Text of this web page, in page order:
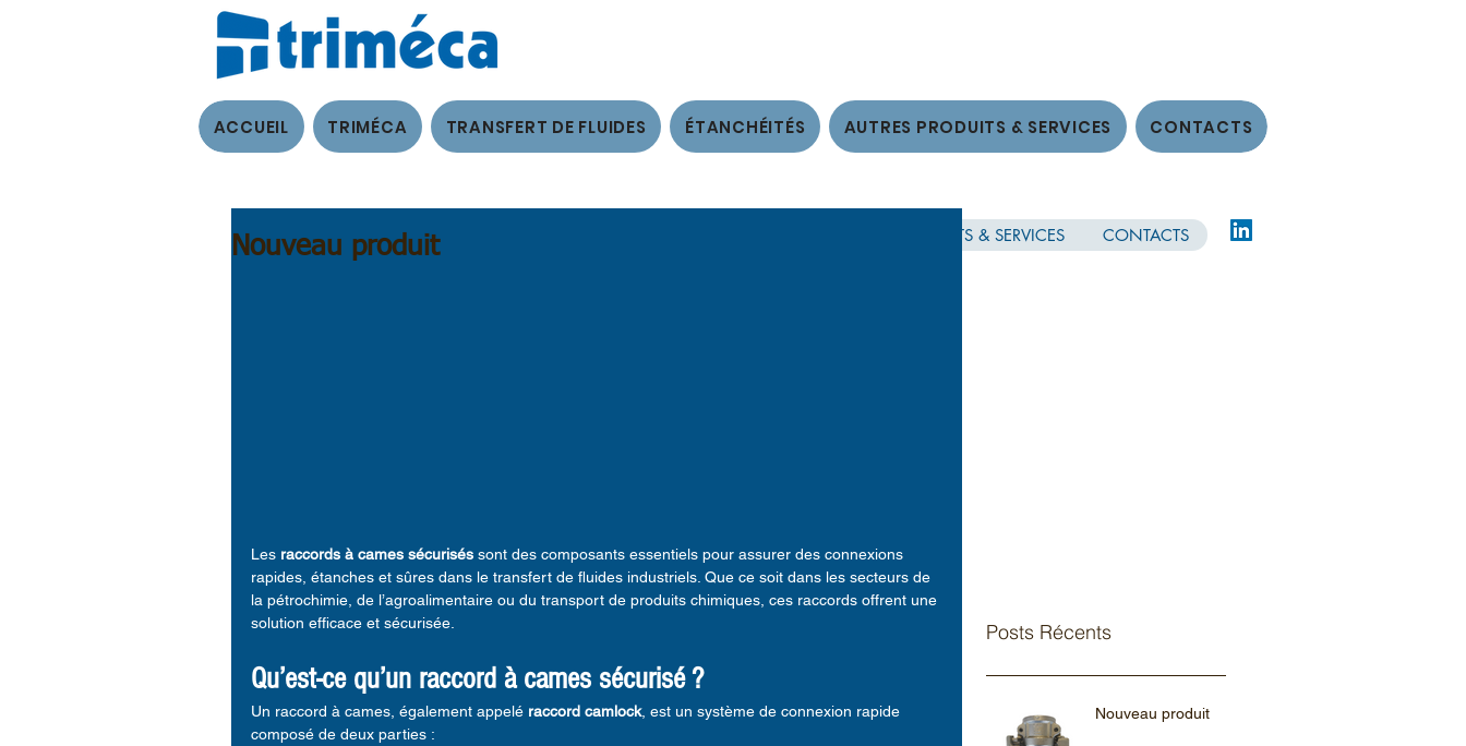
ACCUEIL TRIMÉCA TRANSFERT DE FLUIDES ÉTANCHÉITÉS AUTRES PRODUITS & SERVICES CONTACTS
ACCUEIL TRIMÉCA AUTRES PRODUITS & SERVICES CONTACTS
Nouveau produit
Les raccords à cames sécurisés sont des composants essentiels pour assurer des connexions
rapides, étanches et sûres dans le transfert de fluides industriels. Que ce soit dans les secteurs de
la pétrochimie, de l’agroalimentaire ou du transport de produits chimiques, ces raccords offrent une
solution efficace et sécurisée.
Qu’est-ce qu’un raccord à cames sécurisé ?
Un raccord à cames, également appelé raccord camlock, est un système de connexion rapide
composé de deux parties :
Posts Récents
Nouveau produit